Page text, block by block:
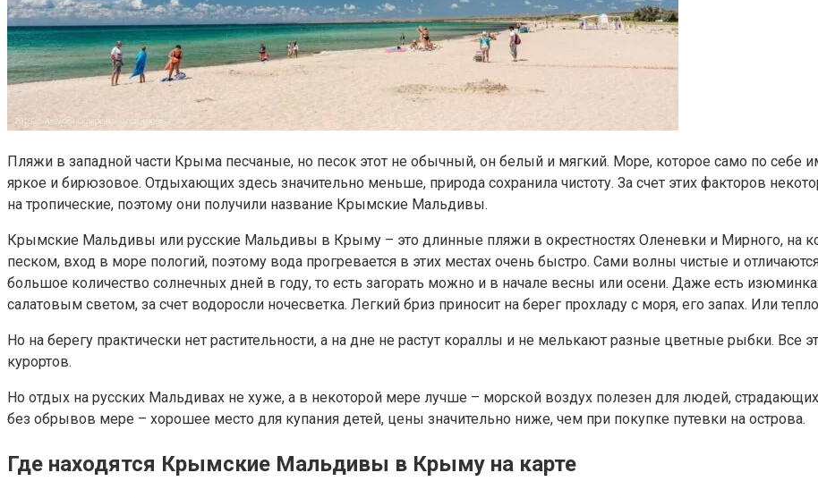
Пляжи в западной части Крыма песчаные, но песок этот не обычный, он белый и мягкий. Море, которое само по себе
яркое и бирюзовое. Отдыхающих здесь значительно меньше, природа сохранила чистоту. За счет этих факторов
на тропические, поэтому они получили название Крымские Мальдивы.
Крымские Мальдивы или русские Мальдивы в Крыму – это длинные пляжи в окрестностях Оленевки и Мирного, на
песком, вход в море пологий, поэтому вода прогревается в этих местах очень быстро. Сами волны чистые и
большое количество солнечных дней в году, то есть загорать можно и в начале весны или осени. Даже есть
салатовым светом, за счет водоросли ночесветка. Легкий бриз приносит на берег прохладу с моря, его запах. Или
Но на берегу практически нет растительности, а на дне не растут кораллы и не мелькают разные цветные рыбки. Все
курортов.
Но отдых на русских Мальдивах не хуже, а в некоторой мере лучше – морской воздух полезен для людей,
без обрывов мере – хорошее место для купания детей, цены значительно ниже, чем при покупке путевки на острова.
Где находятся Крымские Мальдивы в Крыму на карте